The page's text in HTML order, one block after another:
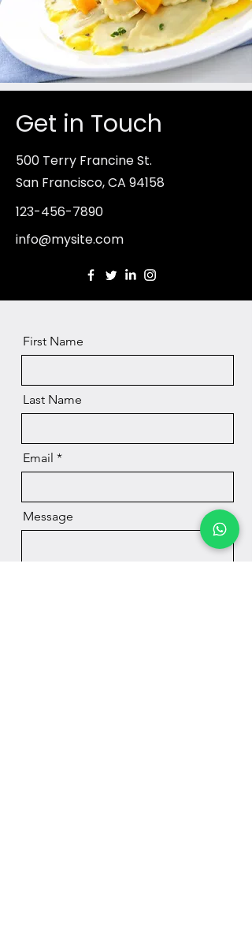
Get in Touch
500 Terry Francine St.
San Francisco, CA 94158
123-456-7890
info@mysite.com
First Name
Last Name
Email
Message